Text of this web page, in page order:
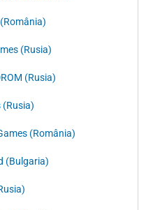
(Rusia)
(Rusia)
(Rusia)
(România)
(Bulgaria)